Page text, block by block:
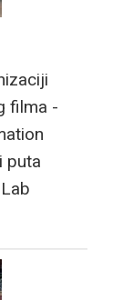
filma -
puta